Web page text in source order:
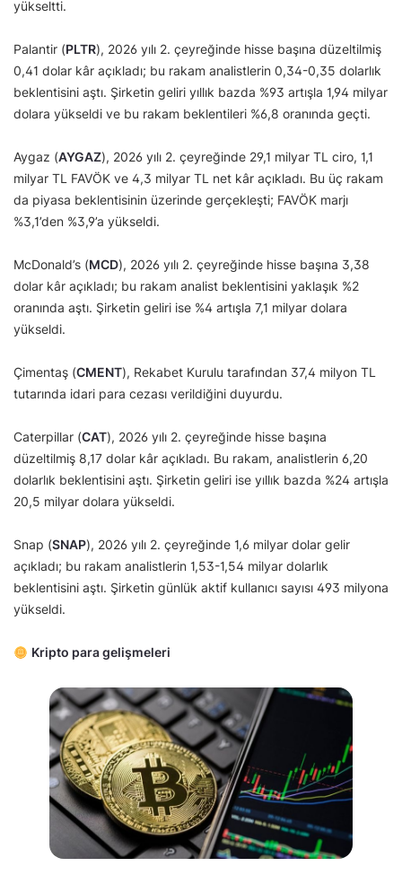
yükseltti.
Palantir (PLTR), 2026 yılı 2. çeyreğinde hisse başına düzeltilmiş
0,41 dolar kâr açıkladı; bu rakam analistlerin 0,34-0,35 dolarlık
beklentisini aştı. Şirketin geliri yıllık bazda %93 artışla 1,94 milyar
dolara yükseldi ve bu rakam beklentileri %6,8 oranında geçti.
Aygaz (AYGAZ), 2026 yılı 2. çeyreğinde 29,1 milyar TL ciro, 1,1
milyar TL FAVÖK ve 4,3 milyar TL net kâr açıkladı. Bu üç rakam
da piyasa beklentisinin üzerinde gerçekleşti; FAVÖK marjı
%3,1’den %3,9’a yükseldi.
McDonald’s (MCD), 2026 yılı 2. çeyreğinde hisse başına 3,38
dolar kâr açıkladı; bu rakam analist beklentisini yaklaşık %2
oranında aştı. Şirketin geliri ise %4 artışla 7,1 milyar dolara
yükseldi.
Çimentaş (CMENT), Rekabet Kurulu tarafından 37,4 milyon TL
tutarında idari para cezası verildiğini duyurdu.
Caterpillar (CAT), 2026 yılı 2. çeyreğinde hisse başına
düzeltilmiş 8,17 dolar kâr açıkladı. Bu rakam, analistlerin 6,20
dolarlık beklentisini aştı. Şirketin geliri ise yıllık bazda %24 artışla
20,5 milyar dolara yükseldi.
Snap (SNAP), 2026 yılı 2. çeyreğinde 1,6 milyar dolar gelir
açıkladı; bu rakam analistlerin 1,53-1,54 milyar dolarlık
beklentisini aştı. Şirketin günlük aktif kullanıcı sayısı 493 milyona
yükseldi.
Kripto para gelişmeleri